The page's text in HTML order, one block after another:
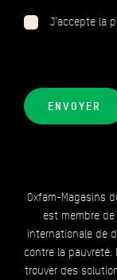
J’accepte la
ENVOYER
Oxfam-Magasins
est membre
internationale de
contre la
trouver des